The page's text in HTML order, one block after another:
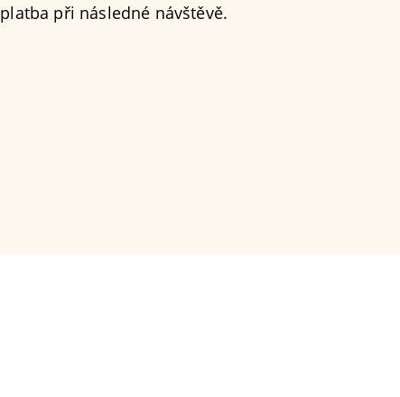
platba při následné návštěvě.